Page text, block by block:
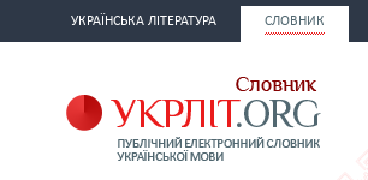
УКРАЇНСЬКА ЛІТЕРАТУРА СЛОВНИК